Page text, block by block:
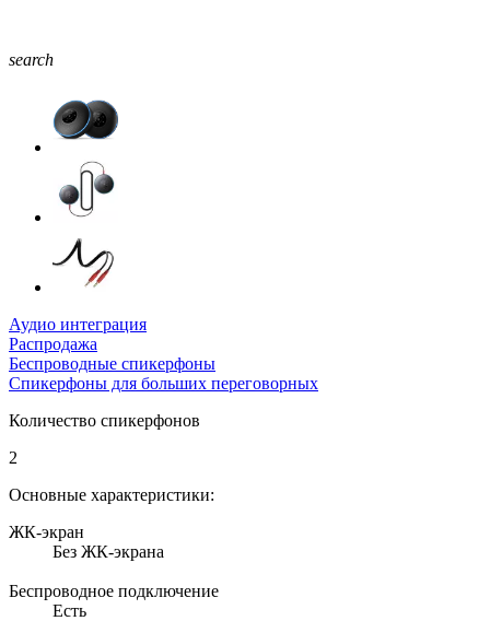
search
Аудио интеграция
Распродажа
Беспроводные спикерфоны
Спикерфоны для больших переговорных
Количество спикерфонов
2
Основные характеристики:
ЖК-экран
Без ЖК-экрана
Беспроводное подключение
Есть